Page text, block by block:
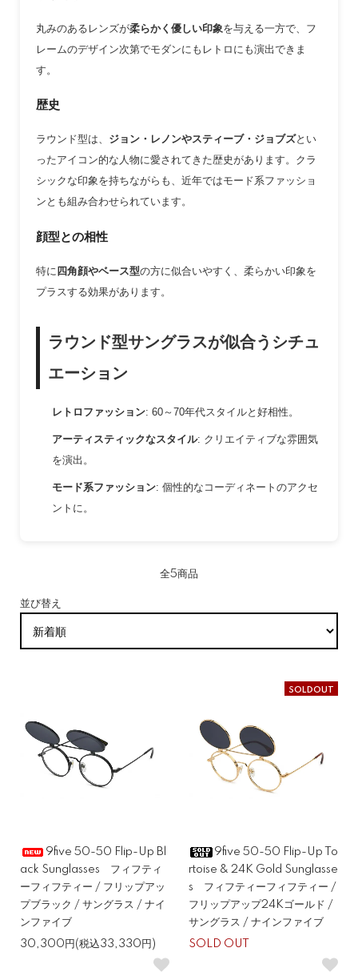
丸みのあるレンズが柔らかく優しい印象を与える一方で、フ
レームのデザイン次第でモダンにもレトロにも演出できま
す。
歴史
ラウンド型は、 ジョン・レノンやスティーブ・ジョブズとい
ったアイコン的な人物に愛されてきた歴史があります。クラ
シックな印象を持ちながらも、近年ではモード系ファッショ
ンとも組み合わせられています。
顔型との相性
特に 四角顔やベース型の方に似合いやすく、柔らかい印象を
プラスする効果があります。
ラウンド型サングラスが似合うシチュ
エーション
レトロファッション: 60～70年代スタイルと好相性。
アーティスティックなスタイル: クリエイティブな雰囲気
を演出。
モード系ファッション: 個性的なコーディネートのアクセ
ントに。
全5商品
並び替え
9five 50-50 Flip-Up Bl
ack Sunglasses フィフティ
ーフィフティー / フリップアッ
プブラック / サングラス / ナイ
ンファイブ
30,300円(税込33,330円)
SOLDOUT
9five 50-50 Flip-Up To
rtoise & 24K Gold Sunglasse
s フィフティーフィフティー /
フリップアップ24Kゴールド /
サングラス / ナインファイブ
SOLD OUT